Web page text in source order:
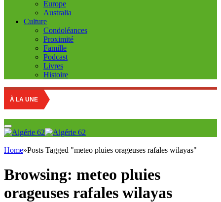
Europe
Australia
Culture
Condoléances
Proximité
Famille
Podcast
Livres
Histoire
À LA UNE
Home»Posts Tagged "meteo pluies orageuses rafales wilayas"
Browsing: meteo pluies
orageuses rafales wilayas